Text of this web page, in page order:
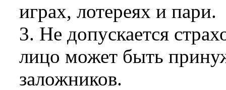
играх, лотереях и пари.
3. Не допускается
лицо может быть
заложников.